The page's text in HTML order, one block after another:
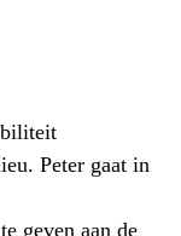
Peter gaat in
geven aan de